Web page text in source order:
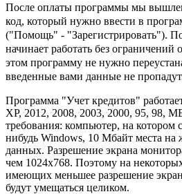
После оплаты программы мы
код, который нужно ввести в
("Помощь" - "Зарегистрировать").
начинает работать без
этом программу не нужно
введенные вами данные не
Программа "Учет кредитов"
XP, 2012, 2008, 2003, 2000, 95, 98,
требования: компьютер, на котором
нибудь Windows, 10 Мбайт места на
данных. Разрешение экрана
чем 1024x768. Поэтому на
имеющих меньшее разрешение
будут умещаться целиком.